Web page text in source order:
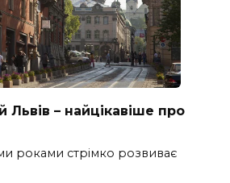
Львів – найцікавіше про
роками стрімко розвиває